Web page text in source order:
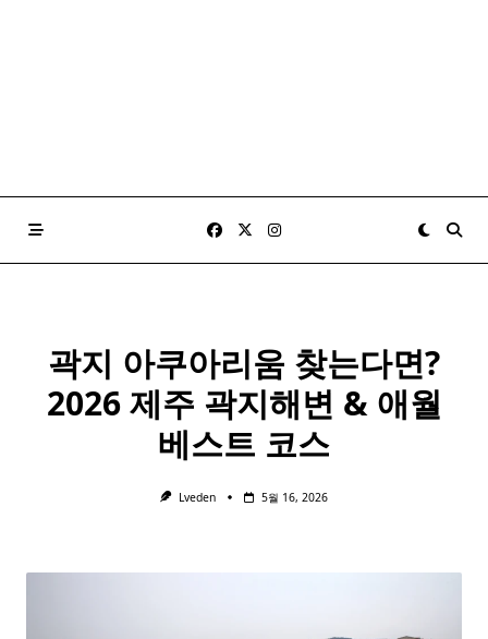
곽지 아쿠아리움 찾는다면?
2026 제주 곽지해변 & 애월
베스트 코스
Lveden 5월 16, 2026